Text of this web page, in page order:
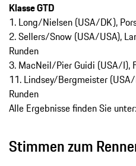
Klasse GTD
1. Long/Nielsen (USA/DK),
2. Sellers/Snow (USA/USA),
Runden
3. MacNeil/Pier Guidi (USA/I),
11. Lindsey/Bergmeister
Runden
Alle Ergebnisse finden Sie unter:
Stimmen zum